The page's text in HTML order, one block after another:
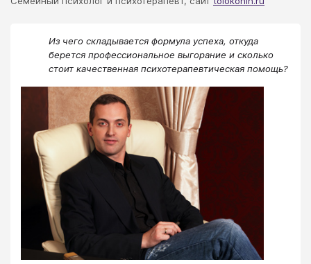
Из чего складывается формула успеха, откуда
берется профессиональное выгорание и сколько
стоит качественная психотерапевтическая помощь?